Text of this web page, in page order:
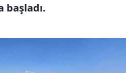
başladı.